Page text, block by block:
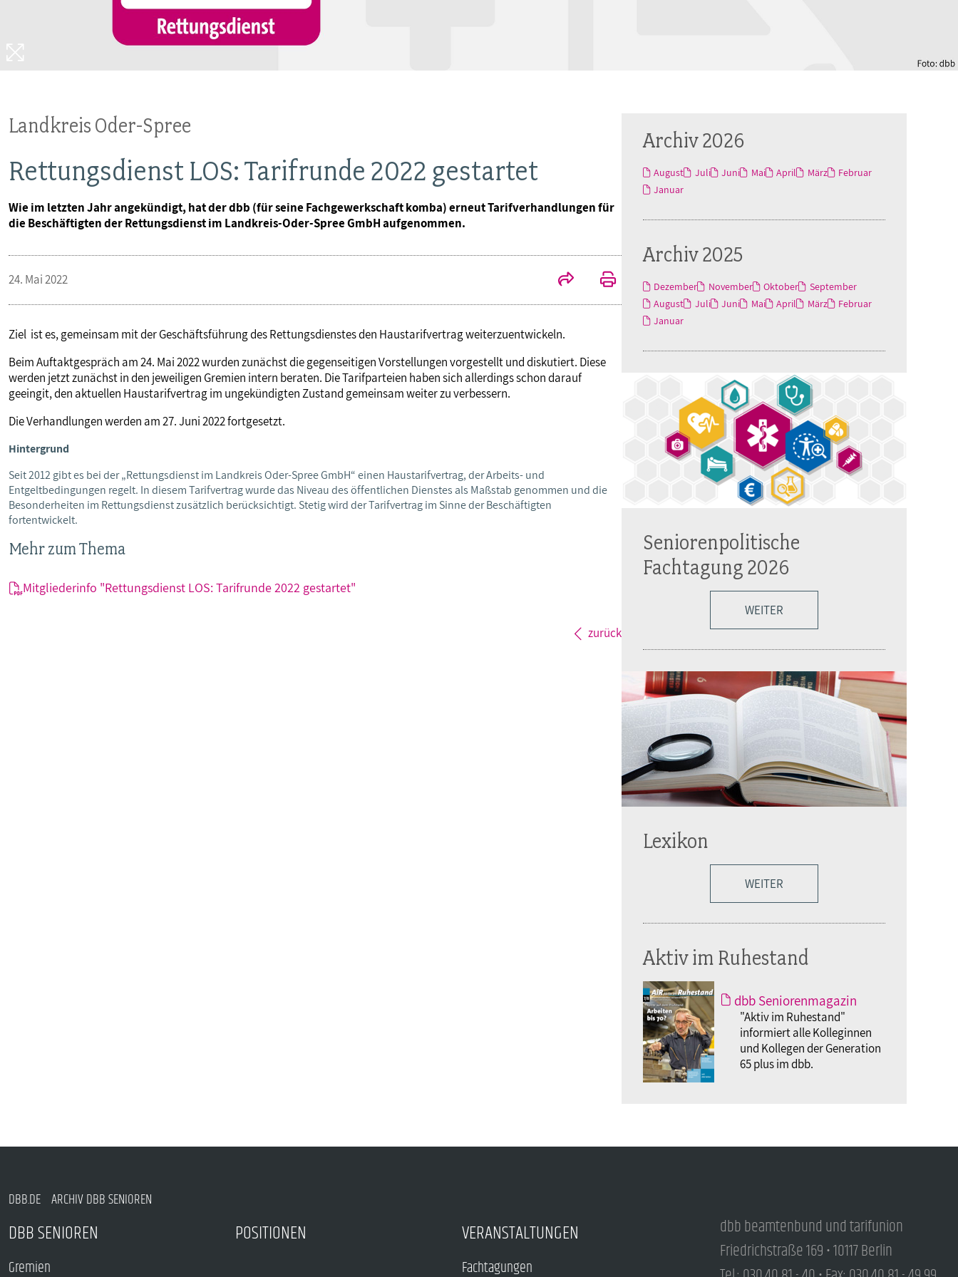
Landkreis Oder-Spree
Rettungsdienst LOS: Tarifrunde 2022 gestartet
Wie im letzten Jahr angekündigt, hat der dbb (für seine Fachgewerkschaft komba) erneut Tarifverhandlungen für
die Beschäftigten der Rettungsdienst im Landkreis-Oder-Spree GmbH aufgenommen.
24. Mai 2022
Ziel ist es, gemeinsam mit der Geschäftsführung des Rettungsdienstes den Haustarifvertrag weiterzuentwickeln.
Beim Auftaktgespräch am 24. Mai 2022 wurden zunächst die gegenseitigen Vorstellungen vorgestellt und diskutiert. Diese
werden jetzt zunächst in den jeweiligen Gremien intern beraten. Die Tarifparteien haben sich allerdings schon darauf
geeingit, den aktuellen Haustarifvertrag im ungekündigten Zustand gemeinsam weiter zu verbessern.
Die Verhandlungen werden am 27. Juni 2022 fortgesetzt.
Hintergrund
Seit 2012 gibt es bei der „Rettungsdienst im Landkreis Oder-Spree GmbH“ einen Haustarifvertrag, der Arbeits- und
Entgeltbedingungen regelt. In diesem Tarifvertrag wurde das Niveau des öffentlichen Dienstes als Maßstab genommen und die
Besonderheiten im Rettungsdienst zusätzlich berücksichtigt. Stetig wird der Tarifvertrag im Sinne der Beschäftigten
fortentwickelt.
Mehr zum Thema
Mitgliederinfo "Rettungsdienst LOS: Tarifrunde 2022 gestartet"
zurück
Archiv 2026
August Juli Juni Mai April März
Februar
Januar
Archiv 2025
Dezember November Oktober
September
August
Juli Juni Mai April März
Februar
Januar
Seniorenpolitische
Fachtagung 2026
WEITER
Lexikon
WEITER
Aktiv im Ruhestand
dbb Seniorenmagazin
"Aktiv im Ruhestand"
informiert alle Kolleginnen
und Kollegen der Generation
65 plus im dbb.
DBB.DE ARCHIV DBB SENIOREN
DBB SENIOREN
Gremien
POSITIONEN VERANSTALTUNGEN
Fachtagungen
dbb beamtenbund und tarifunion
Friedrichstraße 169 • 10117 Berlin